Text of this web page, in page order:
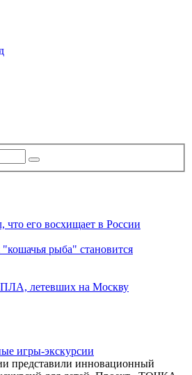
что его восхищает в России
"кошачья рыба" становится
летевших на Москву
игры-экскурсии
представили инновационный